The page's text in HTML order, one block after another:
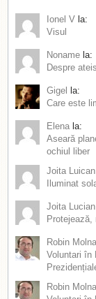
Ionel V la:
Visul
Noname la:
Despre
Gigel
la:
Care este
Elena la:
Aseară
ochiul liber
Joita Luican
Iluminat
Joita Lucian
Protejează,
Robin
Voluntari în
Robin